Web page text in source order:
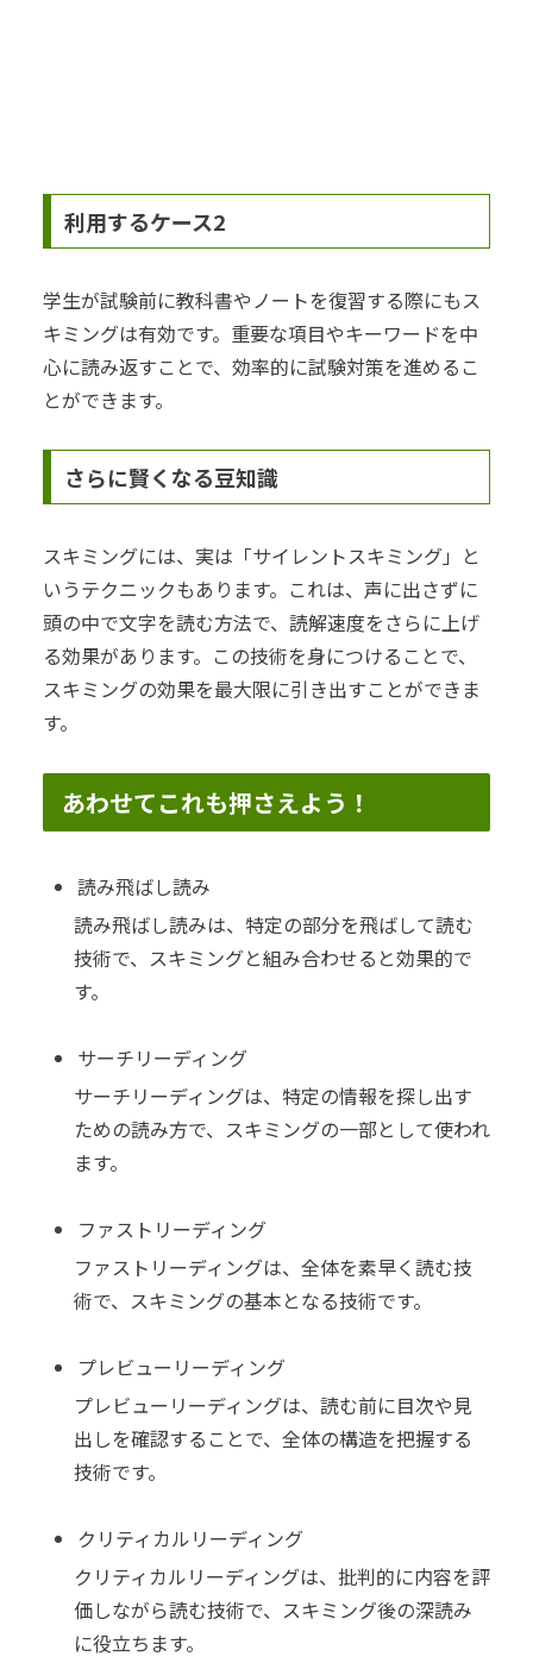
利用するケース2
学生が試験前に教科書やノートを復習する際にもス
キミングは有効です。重要な項目やキーワードを中
心に読み返すことで、効率的に試験対策を進めるこ
とができます。
さらに賢くなる豆知識
スキミングには、実は「サイレントスキミング」と
いうテクニックもあります。これは、声に出さずに
頭の中で文字を読む方法で、読解速度をさらに上げ
る効果があります。この技術を身につけることで、
スキミングの効果を最大限に引き出すことができま
す。
あわせてこれも押さえよう！
読み飛ばし読み
読み飛ばし読みは、特定の部分を飛ばして読む
技術で、スキミングと組み合わせると効果的で
す。
サーチリーディング
サーチリーディングは、特定の情報を探し出す
ための読み方で、スキミングの一部として使われ
ます。
ファストリーディング
ファストリーディングは、全体を素早く読む技
術で、スキミングの基本となる技術です。
プレビューリーディング
プレビューリーディングは、読む前に目次や見
出しを確認することで、全体の構造を把握する
技術です。
クリティカルリーディング
クリティカルリーディングは、批判的に内容を評
価しながら読む技術で、スキミング後の深読み
に役立ちます。